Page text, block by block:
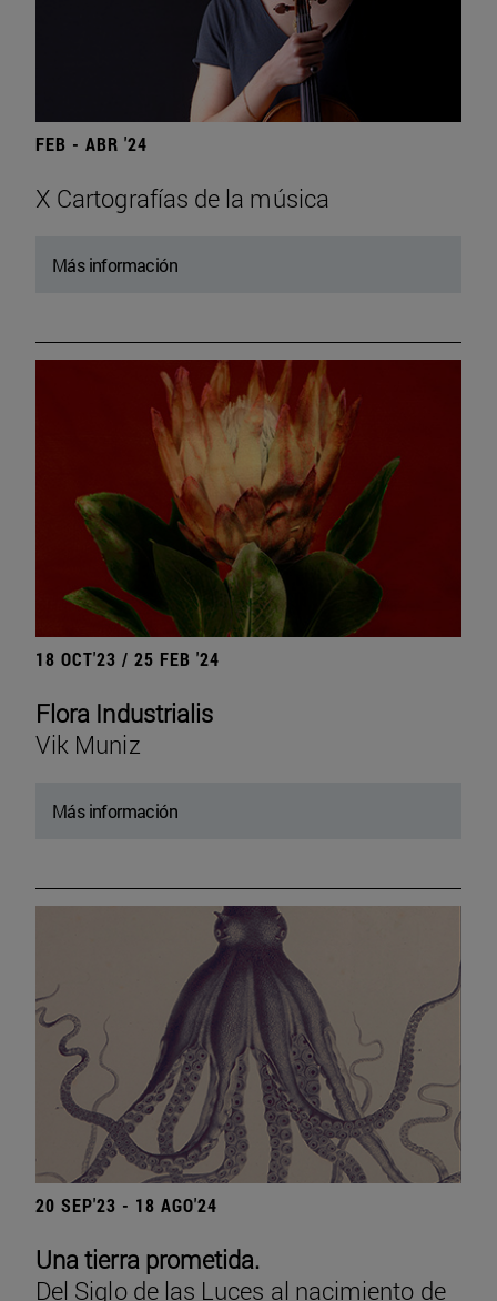
FEB - ABR '24
X Cartografías de la música
Más información
18 OCT'23 / 25 FEB '24
Flora Industrialis
Vik Muniz
Más información
20 SEP'23 - 18 AGO'24
Una tierra prometida.
Del Siglo de las Luces al nacimiento de